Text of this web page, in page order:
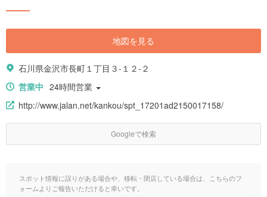
地図を見る
石川県金沢市長町１丁目３-１２-２
営業中 24時間営業
http://www.jalan.net/kankou/spt_17201ad2150017158/
Googleで検索
スポット情報に誤りがある場合や、移転・閉店している場合は、こちらのフ
ォームよりご報告いただけると幸いです。